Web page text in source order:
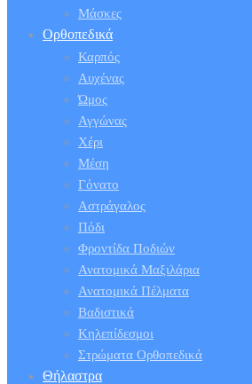
Μάσκες
Ορθοπεδικά
Καρπός
Αυχένας
Ώμος
Αγγώνας
Χέρι
Μέση
Γόνατο
Αστράγαλος
Πόδι
Φροντίδα Ποδιών
Ανατομικά Μαξιλάρια
Ανατομικά Πέλματα
Βαδιστικά
Κηλεπίδεσμοι
Στρώματα Ορθοπεδικά
Θήλαστρα